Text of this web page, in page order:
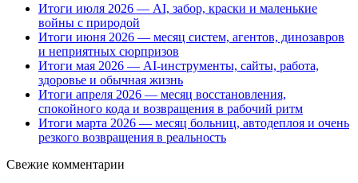
Итоги июля 2026 — AI, забор, краски и маленькие
войны с природой
Итоги июня 2026 — месяц систем, агентов, динозавров
и неприятных сюрпризов
Итоги мая 2026 — AI-инструменты, сайты, работа,
здоровье и обычная жизнь
Итоги апреля 2026 — месяц восстановления,
спокойного кода и возвращения в рабочий ритм
Итоги марта 2026 — месяц больниц, автодеплоя и очень
резкого возвращения в реальность
Свежие комментарии